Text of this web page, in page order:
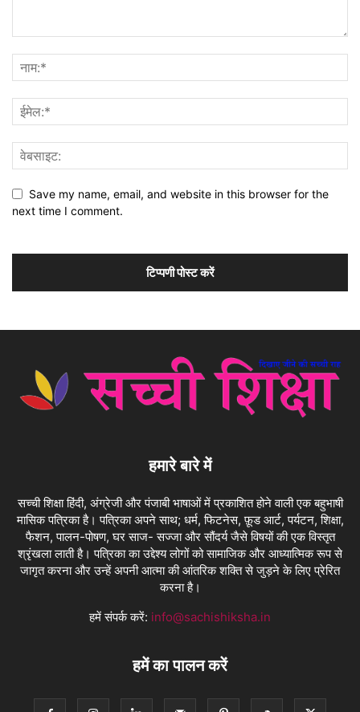
Save my name, email, and website in this browser for the
next time I comment.
हमारे बारे में
सच्ची शिक्षा हिंदी, अंग्रेजी और पंजाबी भाषाओं में प्रकाशित होने वाली एक बहुभाषी
मासिक पत्रिका है। पत्रिका अपने साथ; धर्म, फिटनेस, फ़ूड आर्ट, पर्यटन, शिक्षा,
फैशन, पालन-पोषण, घर साज- सज्जा और सौंदर्य जैसे विषयों की एक विस्तृत
श्रृंखला लाती है। पत्रिका का उद्देश्य लोगों को सामाजिक और आध्यात्मिक रूप से
जागृत करना और उन्हें अपनी आत्मा की आंतरिक शक्ति से जुड़ने के लिए प्रेरित
करना है।
हमें संपर्क करें: info@sachishiksha.in
हमें का पालन करें